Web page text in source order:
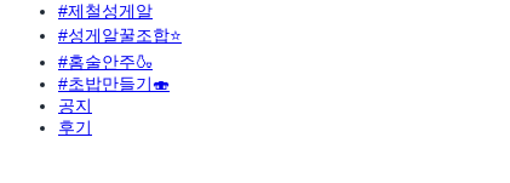
#제철성게알
#성게알꿀조합⭐
#홈술안주🍶
#초밥만들기🍣
공지
후기